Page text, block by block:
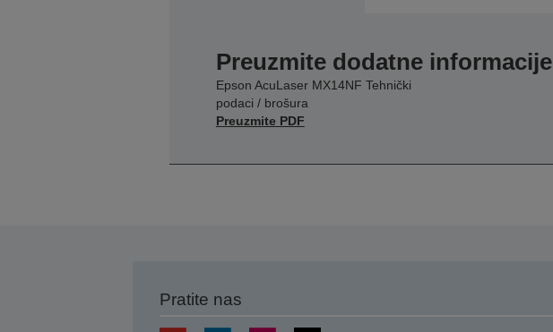
Preuzmite dodatne informacije
Epson AcuLaser MX14NF Tehnički
podaci / brošura
Preuzmite PDF
Pratite nas